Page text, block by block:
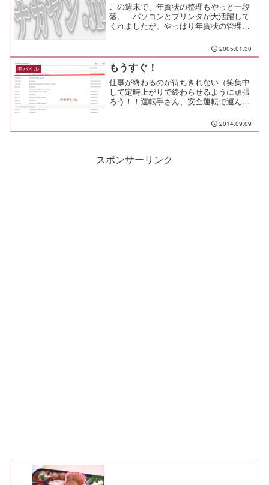
この週末で、年賀状の整理もやっと一段
落。 パソコンとプリンタが大活躍して
くれましたが、やっぱり年賀状の管理は
らされました。パソコンで年賀状管理し
てます？年賀状作成ソフトというジャン
ルではありますが、その高...
2005.01.30
モバイル もうすぐ！
仕事が終わるのが待ちきれない（笑集中
して定時上がりで終わらせるように頑張
ろう！！運転手さん、安全運転で運んで
2014.09.09
スポンサーリンク